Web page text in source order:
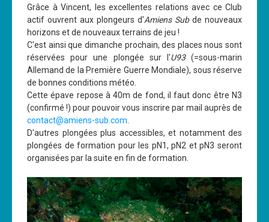
Grâce à Vincent, les excellentes relations avec ce Club
actif ouvrent aux plongeurs d'Amiens Subde nouveaux
horizons et de nouveaux terrains de jeu !
C'est ainsi que dimanche prochain, des places nous sont
réservées pour une plongée sur l'U93(=sous-marin
Allemand de la Première Guerre Mondiale), sous réserve
de bonnes conditions météo.
Cette épave repose à 40m de fond, il faut donc être N3
(confirmé !) pour pouvoir vous inscrire par mail auprès de
contact@amiens-sub.com
D'autres plongées plus accessibles, et notamment des
plongées de formation pour les pN1, pN2 et pN3 seront
organisées par la suite en fin de formation.